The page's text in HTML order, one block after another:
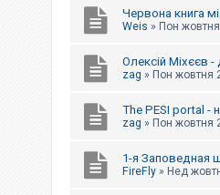
Червона книга
Weis » Пон
Олексій Міхєєв -
zag » Пон жовтня
The PESI portal -
zag » Пон жовтня
1-я Заповедная
FireFly » Нед